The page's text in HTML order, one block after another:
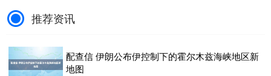
推荐资讯
配查信 伊朗公布伊控制下的霍尔木兹海峡地区新
地图